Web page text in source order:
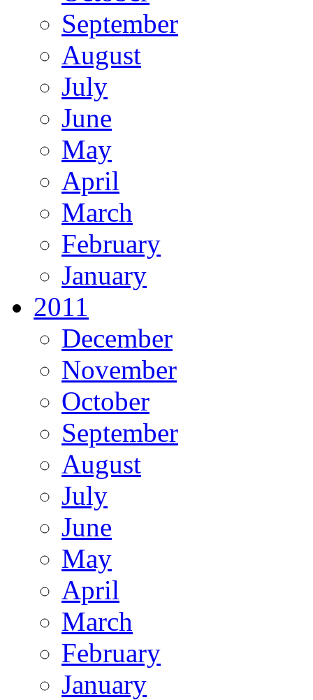
September
August
July
June
May
April
March
February
January
2011
December
November
October
September
August
July
June
May
April
March
February
January